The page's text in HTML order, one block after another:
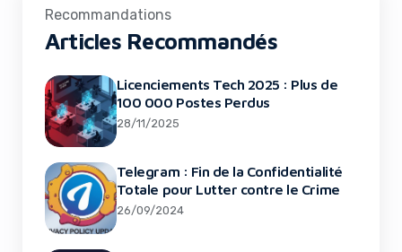
Recommandations
Articles Recommandés
Licenciements Tech 2025 : Plus de
100 000 Postes Perdus
28/11/2025
Telegram : Fin de la Confidentialité
Totale pour Lutter contre le Crime
26/09/2024
Yes, I will turn off Ad-Blocker
No Thanks